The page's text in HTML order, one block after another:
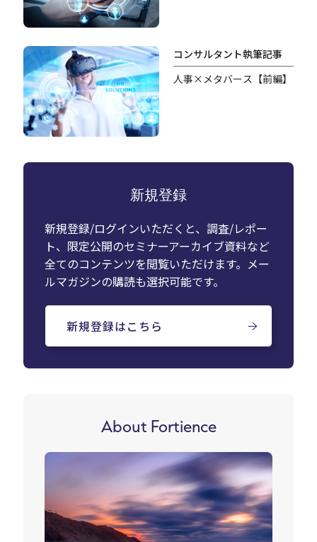
コンサルタント執筆記事
人事×メタバース【前編】
新規登録
新規登録/ログインいただくと、調査/レポー
ト、限定公開のセミナーアーカイブ資料など
全てのコンテンツを閲覧いただけます。メー
ルマガジンの購読も選択可能です。
新規登録はこちら
About Fortience